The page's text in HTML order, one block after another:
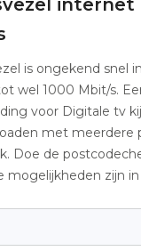
internet
is ongekend snel
wel 1000 Mbit/s.
voor Digitale tv
met meerdere
Doe de
mogelijkheden zijn